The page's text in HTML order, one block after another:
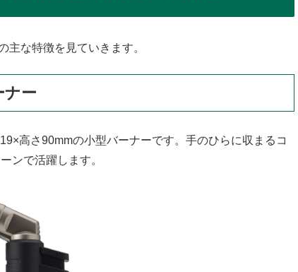
主な特徴を見ていきます。
ナー
高さ90mmの小型バーナーです。手のひらに収まるコ
ンで活躍します。